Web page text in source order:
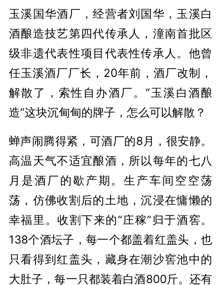
玉溪国华酒厂，经营者刘国华，玉溪白
酒酿造技艺第四代传承人，潼南首批区
级非遗代表性项目代表性传承人。他曾
任玉溪酒厂厂长，20年前，酒厂改制，
解散了，索性自办酒厂。“玉溪白酒酿
造”这块沉甸甸的牌子，怎么可以解散？
蝉声闹腾得紧，可酒厂的8月，很安静。
高温天气不适宜酿酒，所以每年的七八
月是酒厂的歇产期。生产车间空空荡
荡，仿佛收割后的土地，沉浸在慵懒的
幸福里。收割下来的“庄稼”归于酒窖。
138个酒坛子，每一个都盖着红盖头，也
只看得到红盖头，藏身在潮沙窖池中的
大肚子，每一只都装着白酒800斤。还有